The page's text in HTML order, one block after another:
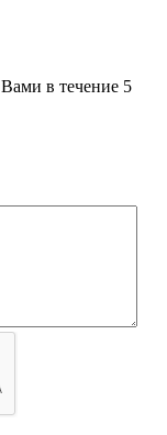
Вами в течение 5